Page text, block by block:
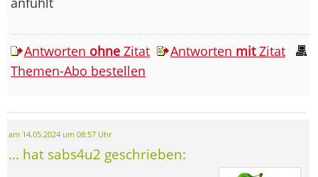
Antworten ohne Zitat Antworten mitZitat
Themen-Abo bestellen
am 14.05.2024 um 08:57 Uhr
... hat sabs4u2 geschrieben: